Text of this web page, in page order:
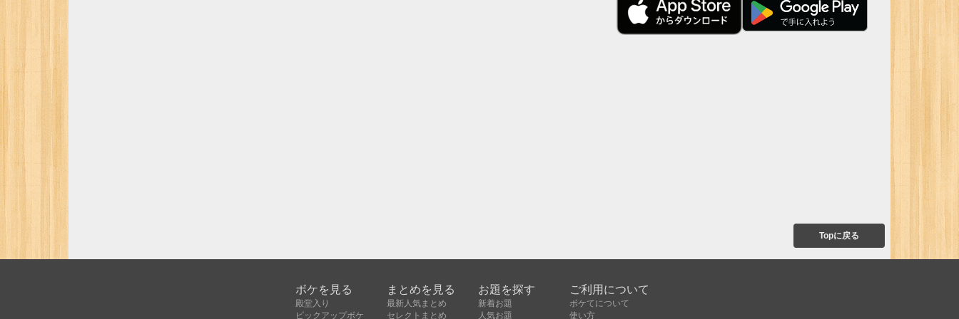
Topに戻る
ボケを見る
殿堂入り
ピックアップボケ
まとめを見る
最新人気まとめ
セレクトまとめ
お題を探す
新着お題
人気お題
ご利用について
ボケてについて
使い方